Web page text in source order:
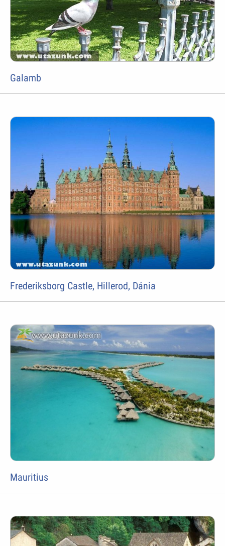
Galamb
Frederiksborg Castle, Hillerod, Dánia
Mauritius